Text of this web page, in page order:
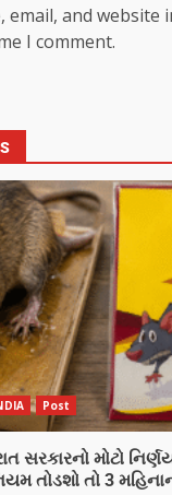
email, and
I comment.
Post
સરકારનો મોટો
તોડશો તો 3